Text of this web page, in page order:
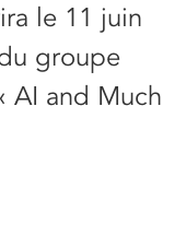
le 11 juin
u groupe
AI and Much